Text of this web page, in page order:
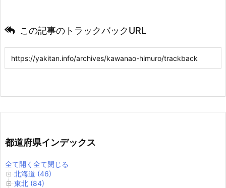
この記事のトラックバックURL
都道府県インデックス
全て開く 全て閉じる
北海道 (46)
東北 (84)